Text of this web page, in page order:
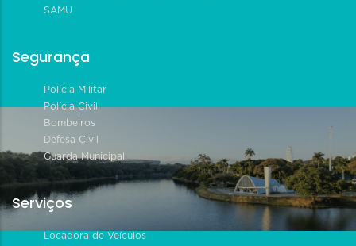
SAMU
Segurança
Polícia Militar
Polícia Civil
Bombeiros
Defesa Civil
Guarda Municipal
Serviços
Locadora de Veículos